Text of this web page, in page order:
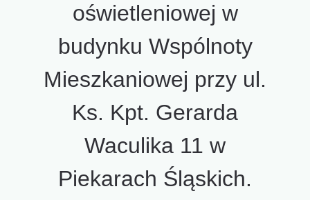
oświetleniowej w
budynku Wspólnoty
Mieszkaniowej przy ul.
Ks. Kpt. Gerarda
Waculika 11 w
Piekarach Śląskich.